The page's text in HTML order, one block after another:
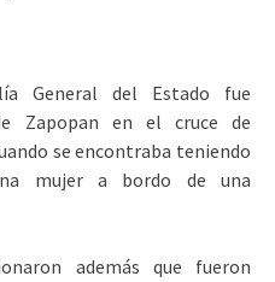
General del Estado fue
Zapopan en el cruce de
se encontraba teniendo
mujer a bordo de una
además que fueron